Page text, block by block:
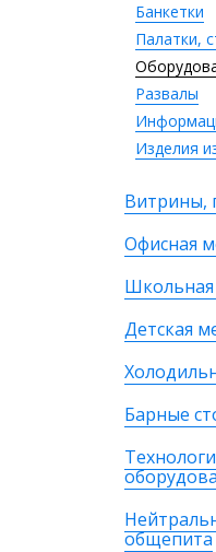
Банкетки
Палатки,
Развалы
Изделия
Витрины,
Офисная
Детская
Барные
общепита